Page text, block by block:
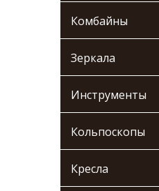
Комбайны
Зеркала
Инструменты
Кольпоскопы
Кресла